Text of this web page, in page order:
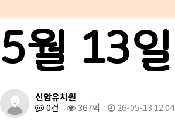
5월 13일
신암유치원
0건
367회 26-05-13 12:04
본문